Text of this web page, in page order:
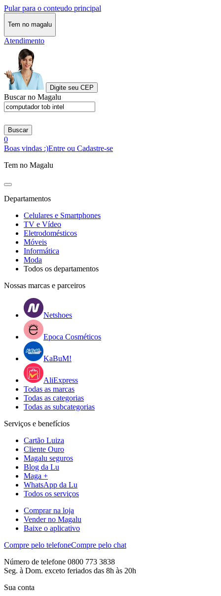
Pular para o conteudo principal
Tem no magalu
Atendimento
Digite seu CEP
Buscar no Magalu
Buscar
0
Boas vindas :)Entre ou Cadastre-se
Tem no Magalu
Departamentos
Celulares e Smartphones
TV e Vídeo
Eletrodomésticos
Móveis
Informática
Moda
Todos os departamentos
Nossas marcas e parceiros
Netshoes
Epoca Cosméticos
KaBuM!
AliExpress
Todas as marcas
Todas as categorias
Todas as subcategorias
Serviços e benefícios
Cartão Luiza
Cliente Ouro
Magalu seguros
Blog da Lu
Maga +
WhatsApp da Lu
Todos os serviços
Comprar na loja
Vender no Magalu
Baixe o aplicativo
Compre pelo telefoneCompre pelo chat
Número de telefone 0800 773 3838
Seg. à Dom. exceto feriados das 8h às 20h
Sua conta